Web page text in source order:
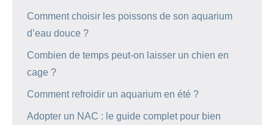
Comment choisir les poissons de son aquarium
d’eau douce ?
Combien de temps peut-on laisser un chien en
cage ?
Comment refroidir un aquarium en été ?
Adopter un NAC : le guide complet pour bien